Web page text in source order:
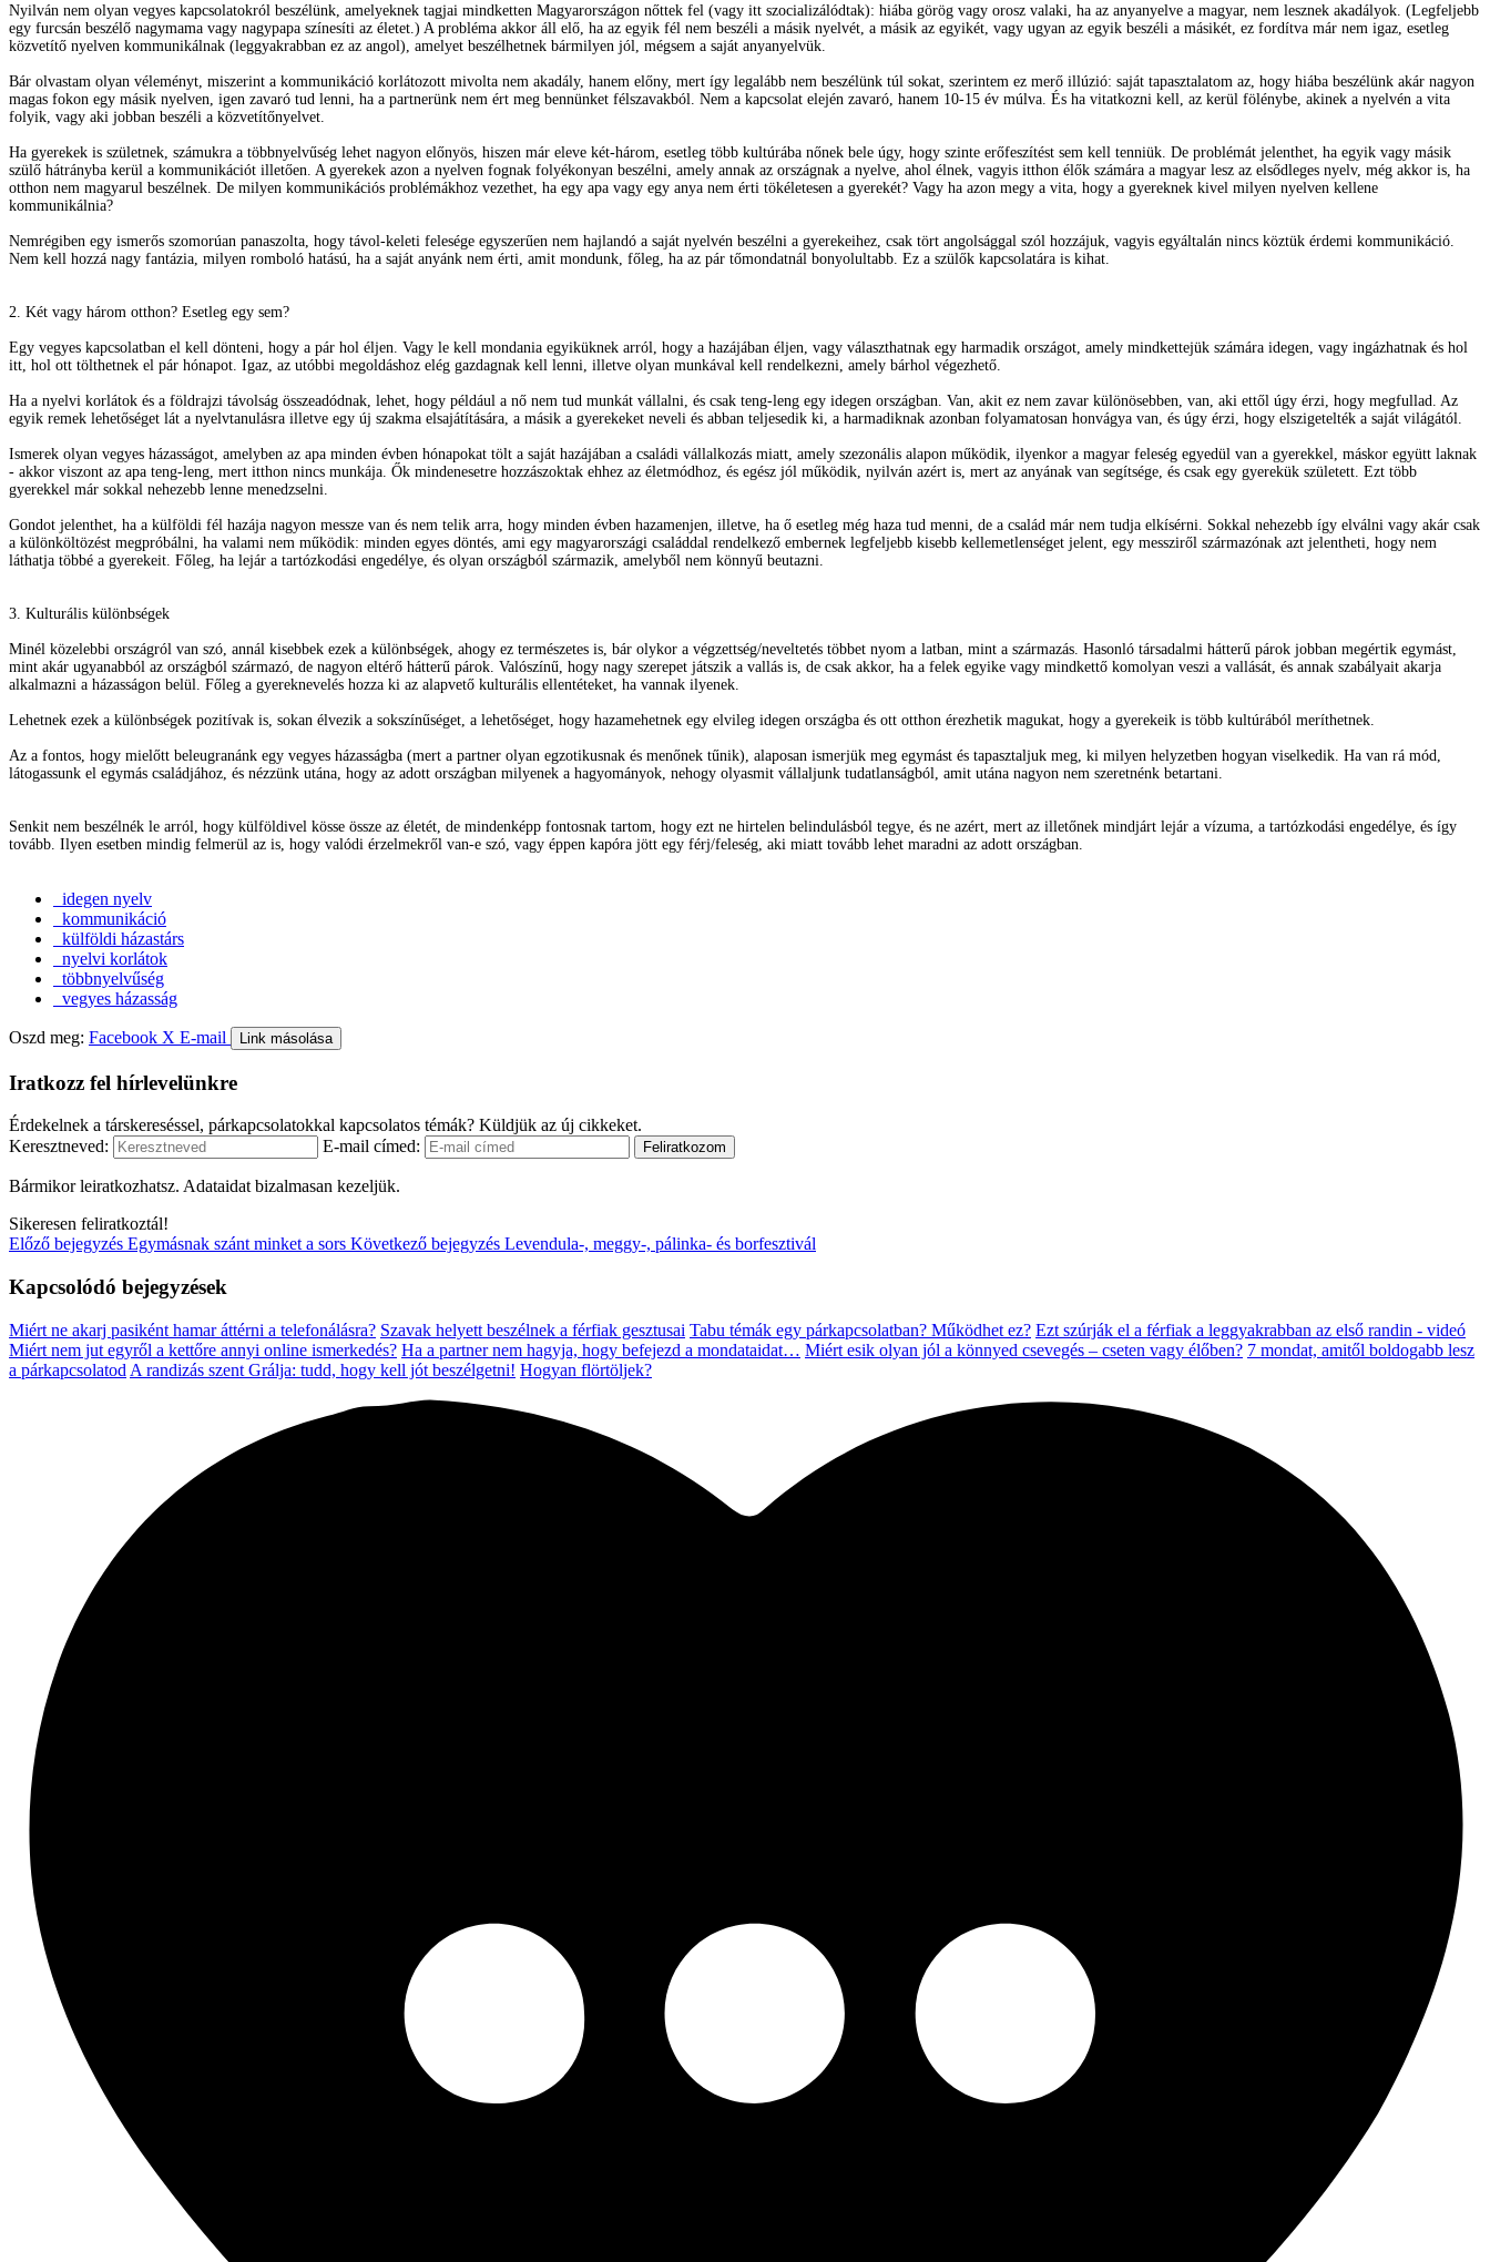
Nyilván nem olyan vegyes kapcsolatokról beszélünk, amelyeknek tagjai mindketten Magyarországon nőttek fel (vagy itt szocializálódtak): hiába görög vagy orosz valaki, ha az anyanyelve a magyar, nem lesznek akadályok. (Legfeljebb
egy furcsán beszélő nagymama vagy nagypapa színesíti az életet.) A probléma akkor áll elő, ha az egyik fél nem beszéli a másik nyelvét, a másik az egyikét, vagy ugyan az egyik beszéli a másikét, ez fordítva már nem igaz, esetleg
közvetítő nyelven kommunikálnak (leggyakrabban ez az angol), amelyet beszélhetnek bármilyen jól, mégsem a saját anyanyelvük.
Bár olvastam olyan véleményt, miszerint a kommunikáció korlátozott mivolta nem akadály, hanem előny, mert így legalább nem beszélünk túl sokat, szerintem ez merő illúzió: saját tapasztalatom az, hogy hiába beszélünk akár nagyon
magas fokon egy másik nyelven, igen zavaró tud lenni, ha a partnerünk nem ért meg bennünket félszavakból. Nem a kapcsolat elején zavaró, hanem 10-15 év múlva. És ha vitatkozni kell, az kerül fölénybe, akinek a nyelvén a vita
folyik, vagy aki jobban beszéli a közvetítőnyelvet.
Ha gyerekek is születnek, számukra a többnyelvűség lehet nagyon előnyös, hiszen már eleve két-három, esetleg több kultúrába nőnek bele úgy, hogy szinte erőfeszítést sem kell tenniük. De problémát jelenthet, ha egyik vagy másik
szülő hátrányba kerül a kommunikációt illetően. A gyerekek azon a nyelven fognak folyékonyan beszélni, amely annak az országnak a nyelve, ahol élnek, vagyis itthon élők számára a magyar lesz az elsődleges nyelv, még akkor is, ha
otthon nem magyarul beszélnek. De milyen kommunikációs problémákhoz vezethet, ha egy apa vagy egy anya nem érti tökéletesen a gyerekét? Vagy ha azon megy a vita, hogy a gyereknek kivel milyen nyelven kellene
kommunikálnia?
Nemrégiben egy ismerős szomorúan panaszolta, hogy távol-keleti felesége egyszerűen nem hajlandó a saját nyelvén beszélni a gyerekeihez, csak tört angolsággal szól hozzájuk, vagyis egyáltalán nincs köztük érdemi kommunikáció.
Nem kell hozzá nagy fantázia, milyen romboló hatású, ha a saját anyánk nem érti, amit mondunk, főleg, ha az pár tőmondatnál bonyolultabb. Ez a szülők kapcsolatára is kihat.
2. Két vagy három otthon? Esetleg egy sem?
Egy vegyes kapcsolatban el kell dönteni, hogy a pár hol éljen. Vagy le kell mondania egyiküknek arról, hogy a hazájában éljen, vagy választhatnak egy harmadik országot, amely mindkettejük számára idegen, vagy ingázhatnak és hol
itt, hol ott tölthetnek el pár hónapot. Igaz, az utóbbi megoldáshoz elég gazdagnak kell lenni, illetve olyan munkával kell rendelkezni, amely bárhol végezhető.
Ha a nyelvi korlátok és a földrajzi távolság összeadódnak, lehet, hogy például a nő nem tud munkát vállalni, és csak teng-leng egy idegen országban. Van, akit ez nem zavar különösebben, van, aki ettől úgy érzi, hogy megfullad. Az
egyik remek lehetőséget lát a nyelvtanulásra illetve egy új szakma elsajátítására, a másik a gyerekeket neveli és abban teljesedik ki, a harmadiknak azonban folyamatosan honvágya van, és úgy érzi, hogy elszigetelték a saját világától.
Ismerek olyan vegyes házasságot, amelyben az apa minden évben hónapokat tölt a saját hazájában a családi vállalkozás miatt, amely szezonális alapon működik, ilyenkor a magyar feleség egyedül van a gyerekkel, máskor együtt laknak
- akkor viszont az apa teng-leng, mert itthon nincs munkája. Ők mindenesetre hozzászoktak ehhez az életmódhoz, és egész jól működik, nyilván azért is, mert az anyának van segítsége, és csak egy gyerekük született. Ezt több
gyerekkel már sokkal nehezebb lenne menedzselni.
Gondot jelenthet, ha a külföldi fél hazája nagyon messze van és nem telik arra, hogy minden évben hazamenjen, illetve, ha ő esetleg még haza tud menni, de a család már nem tudja elkísérni. Sokkal nehezebb így elválni vagy akár csak
a különköltözést megpróbálni, ha valami nem működik: minden egyes döntés, ami egy magyarországi családdal rendelkező embernek legfeljebb kisebb kellemetlenséget jelent, egy messziről származónak azt jelentheti, hogy nem
láthatja többé a gyerekeit. Főleg, ha lejár a tartózkodási engedélye, és olyan országból származik, amelyből nem könnyű beutazni.
3. Kulturális különbségek
Minél közelebbi országról van szó, annál kisebbek ezek a különbségek, ahogy ez természetes is, bár olykor a végzettség/neveltetés többet nyom a latban, mint a származás. Hasonló társadalmi hátterű párok jobban megértik egymást,
mint akár ugyanabból az országból származó, de nagyon eltérő hátterű párok. Valószínű, hogy nagy szerepet játszik a vallás is, de csak akkor, ha a felek egyike vagy mindkettő komolyan veszi a vallását, és annak szabályait akarja
alkalmazni a házasságon belül. Főleg a gyereknevelés hozza ki az alapvető kulturális ellentéteket, ha vannak ilyenek.
Lehetnek ezek a különbségek pozitívak is, sokan élvezik a sokszínűséget, a lehetőséget, hogy hazamehetnek egy elvileg idegen országba és ott otthon érezhetik magukat, hogy a gyerekeik is több kultúrából meríthetnek.
Az a fontos, hogy mielőtt beleugranánk egy vegyes házasságba (mert a partner olyan egzotikusnak és menőnek tűnik), alaposan ismerjük meg egymást és tapasztaljuk meg, ki milyen helyzetben hogyan viselkedik. Ha van rá mód,
látogassunk el egymás családjához, és nézzünk utána, hogy az adott országban milyenek a hagyományok, nehogy olyasmit vállaljunk tudatlanságból, amit utána nagyon nem szeretnénk betartani.
Senkit nem beszélnék le arról, hogy külföldivel kösse össze az életét, de mindenképp fontosnak tartom, hogy ezt ne hirtelen belindulásból tegye, és ne azért, mert az illetőnek mindjárt lejár a vízuma, a tartózkodási engedélye, és így
tovább. Ilyen esetben mindig felmerül az is, hogy valódi érzelmekről van-e szó, vagy éppen kapóra jött egy férj/feleség, aki miatt tovább lehet maradni az adott országban.
idegen nyelv
kommunikáció
külföldi házastárs
nyelvi korlátok
többnyelvűség
vegyes házasság
Oszd meg: Facebook X E-mail Link másolása
Iratkozz fel hírlevelünkre
Érdekelnek a társkereséssel, párkapcsolatokkal kapcsolatos témák? Küldjük az új cikkeket.
Keresztneved:
E-mail címed:
Bármikor leiratkozhatsz. Adataidat bizalmasan kezeljük.
Sikeresen feliratkoztál!
Előző bejegyzés Egymásnak szánt minket a sors Következő bejegyzés Levendula-, meggy-, pálinka- és borfesztivál
Kapcsolódó bejegyzések
Miért ne akarj pasiként hamar áttérni a telefonálásra? Szavak helyett beszélnek a férfiak gesztusai Tabu témák egy párkapcsolatban? Működhet ez? Ezt szúrják el a férfiak a leggyakrabban az első randin - videó
Miért nem jut egyről a kettőre annyi online ismerkedés? Ha a partner nem hagyja, hogy befejezd a mondataidat… Miért esik olyan jól a könnyed csevegés – cseten vagy élőben? 7 mondat, amitől boldogabb lesz
a párkapcsolatod A randizás szent Grálja: tudd, hogy kell jót beszélgetni! Hogyan flörtöljek?